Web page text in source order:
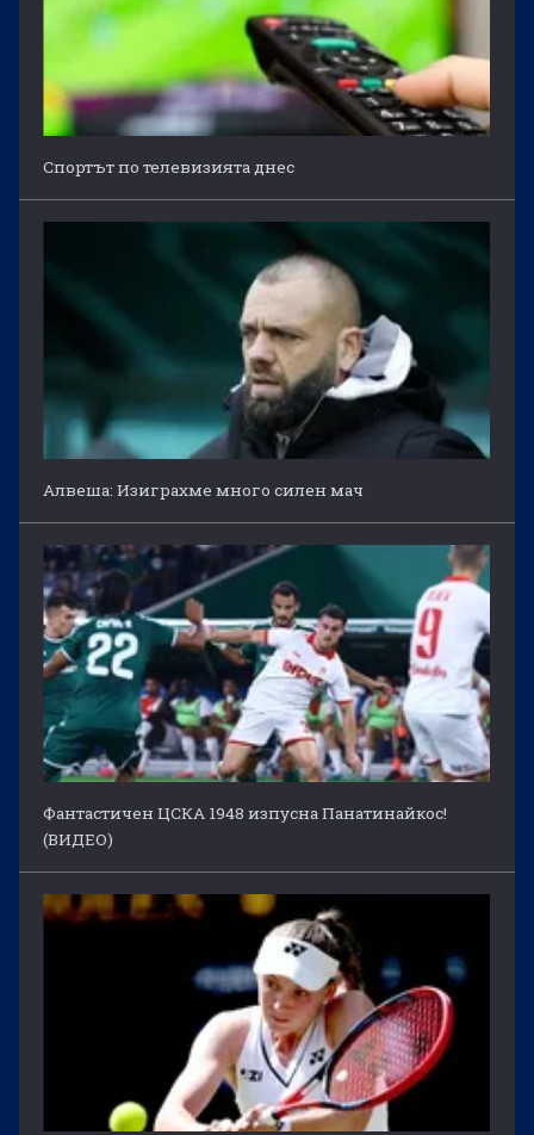
Спортът по телевизията днес
Алвеша: Изиграхме много силен мач
Фантастичен ЦСКА 1948 изпусна Панатинайкос!
(ВИДЕО)